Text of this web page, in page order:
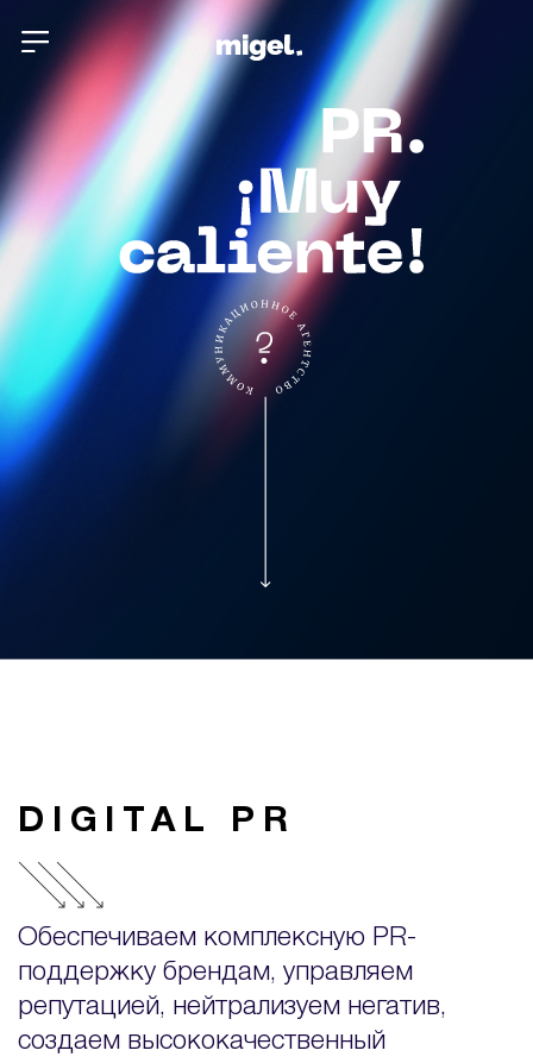
DIGITAL PR
Обеспечиваем комплексную PR-
поддержку брендам, управляем
репутацией, нейтрализуем негатив,
создаем высококачественный